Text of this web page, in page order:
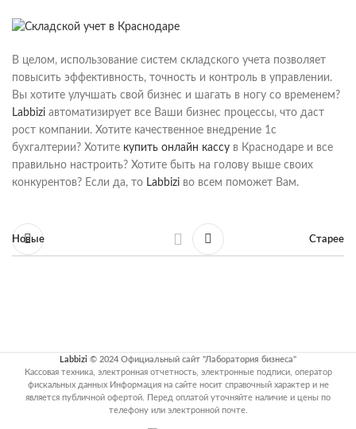
В целом, использование систем складского учета позволяет
повысить эффективность, точность и контроль в управлении.
Вы хотите улучшать свой бизнес и шагать в ногу со временем?
Labbizi автоматизирует все Ваши бизнес процессы, что даст
рост компании. Хотите качественное внедрение 1с
бухгалтерии? Хотите купить онлайн кассу в Краснодаре и все
правильно настроить? Хотите быть на голову выше своих
конкурентов? Если да, то Labbizi во всем поможет Вам.
Новые Старее
Labbizi © 2024 Официальный сайт "Лаборатория бизнеса"
Кассовая техника, электронная отчетность, электронные подписи, оператор
фискальных данных Информация на сайте носит справочный характер и не
является публичной офертой. Перед оплатой уточняйте наличие и цены по
телефону или электронной почте.